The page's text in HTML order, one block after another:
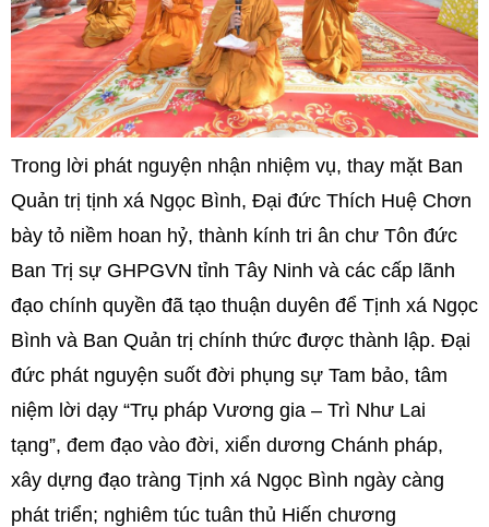
Trong lời phát nguyện nhận nhiệm vụ, thay mặt Ban
Quản trị tịnh xá Ngọc Bình, Đại đức Thích Huệ Chơn
bày tỏ niềm hoan hỷ, thành kính tri ân chư Tôn đức
Ban Trị sự GHPGVN tỉnh Tây Ninh và các cấp lãnh
đạo chính quyền đã tạo thuận duyên để Tịnh xá Ngọc
Bình và Ban Quản trị chính thức được thành lập. Đại
đức phát nguyện suốt đời phụng sự Tam bảo, tâm
niệm lời dạy “Trụ pháp Vương gia – Trì Như Lai
tạng”, đem đạo vào đời, xiển dương Chánh pháp,
xây dựng đạo tràng Tịnh xá Ngọc Bình ngày càng
phát triển; nghiêm túc tuân thủ Hiến chương